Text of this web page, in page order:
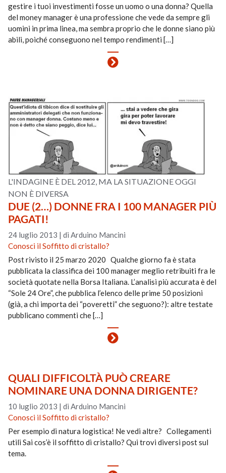
gestire i tuoi investimenti fosse un uomo o una donna? Quella
del money manager è una professione che vede da sempre gli
uomini in prima linea, ma sembra proprio che le donne siano più
abili, poiché conseguono nel tempo rendimenti […]
L'INDAGINE È DEL 2012, MA LA SITUAZIONE OGGI
NON È DIVERSA
DUE (2…) DONNE FRA I 100 MANAGER PIÙ
PAGATI!
24 luglio 2013 |di Arduino Mancini
Conosci il Soffitto di cristallo?
Post rivisto il 25 marzo 2020 Qualche giorno fa è stata
pubblicata la classifica dei 100 manager meglio retribuiti fra le
società quotate nella Borsa Italiana. L’analisi più accurata è del
“Sole 24 Ore”, che pubblica l’elenco delle prime 50 posizioni
(già, a chi importa dei “poveretti” che seguono?): altre testate
pubblicano commenti che […]
QUALI DIFFICOLTÀ PUÒ CREARE
NOMINARE UNA DONNA DIRIGENTE?
10 luglio 2013 |di Arduino Mancini
Conosci il Soffitto di cristallo?
Per esempio di natura logistica! Ne vedi altre? Collegamenti
utili Sai cos’è il soffitto di cristallo? Qui trovi diversi post sul
tema.